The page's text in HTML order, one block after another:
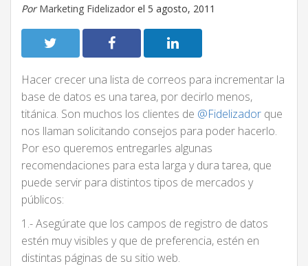
Por Marketing Fidelizador el 5 agosto, 2011
Hacer crecer una lista de correos para incrementar la
base de datos es una tarea, por decirlo menos,
titánica. Son muchos los clientes de @Fidelizador que
nos llaman solicitando consejos para poder hacerlo.
Por eso queremos entregarles algunas
recomendaciones para esta larga y dura tarea, que
puede servir para distintos tipos de mercados y
públicos:
1.- Asegúrate que los campos de registro de datos
estén muy visibles y que de preferencia, estén en
distintas páginas de su sitio web.